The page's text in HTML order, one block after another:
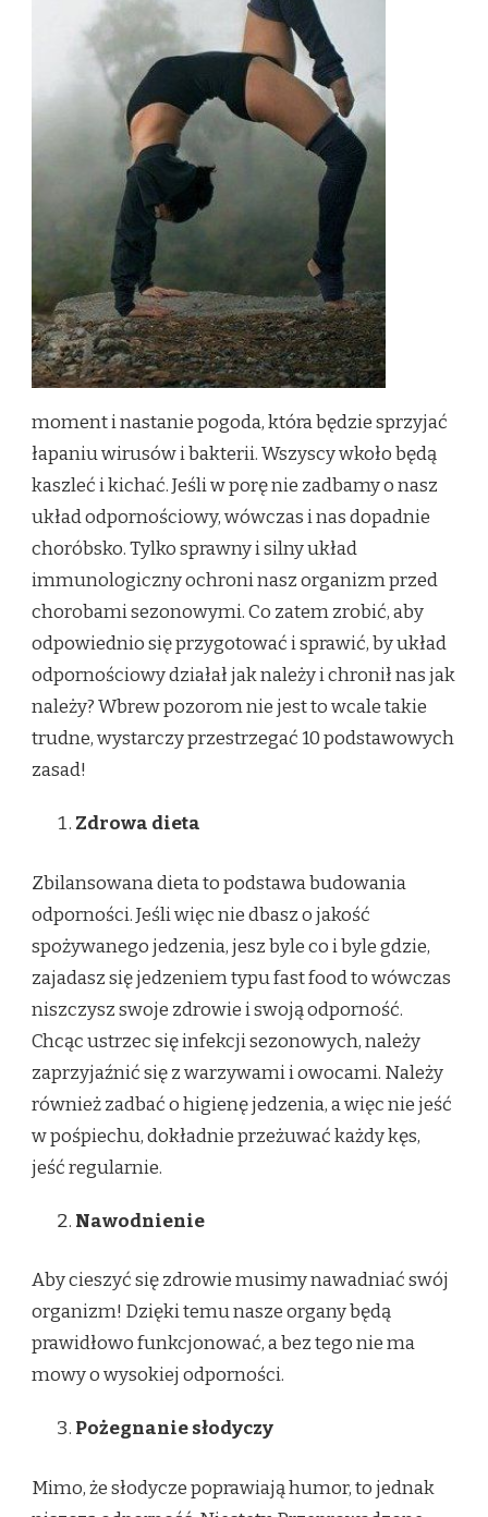
moment i nastanie pogoda, która będzie sprzyjać
łapaniu wirusów i bakterii. Wszyscy wkoło będą
kaszleć i kichać. Jeśli w porę nie zadbamy o nasz
układ odpornościowy, wówczas i nas dopadnie
choróbsko. Tylko sprawny i silny układ
immunologiczny ochroni nasz organizm przed
chorobami sezonowymi. Co zatem zrobić, aby
odpowiednio się przygotować i sprawić, by układ
odpornościowy działał jak należy i chronił nas jak
należy? Wbrew pozorom nie jest to wcale takie
trudne, wystarczy przestrzegać 10 podstawowych
zasad!
Zdrowa dieta
Zbilansowana dieta to podstawa budowania
odporności. Jeśli więc nie dbasz o jakość
spożywanego jedzenia, jesz byle co i byle gdzie,
zajadasz się jedzeniem typu fast food to wówczas
niszczysz swoje zdrowie i swoją odporność.
Chcąc ustrzec się infekcji sezonowych, należy
zaprzyjaźnić się z warzywami i owocami. Należy
również zadbać o higienę jedzenia, a więc nie jeść
w pośpiechu, dokładnie przeżuwać każdy kęs,
jeść regularnie.
Nawodnienie
Aby cieszyć się zdrowie musimy nawadniać swój
organizm! Dzięki temu nasze organy będą
prawidłowo funkcjonować, a bez tego nie ma
mowy o wysokiej odporności.
Pożegnanie słodyczy
Mimo, że słodycze poprawiają humor, to jednak